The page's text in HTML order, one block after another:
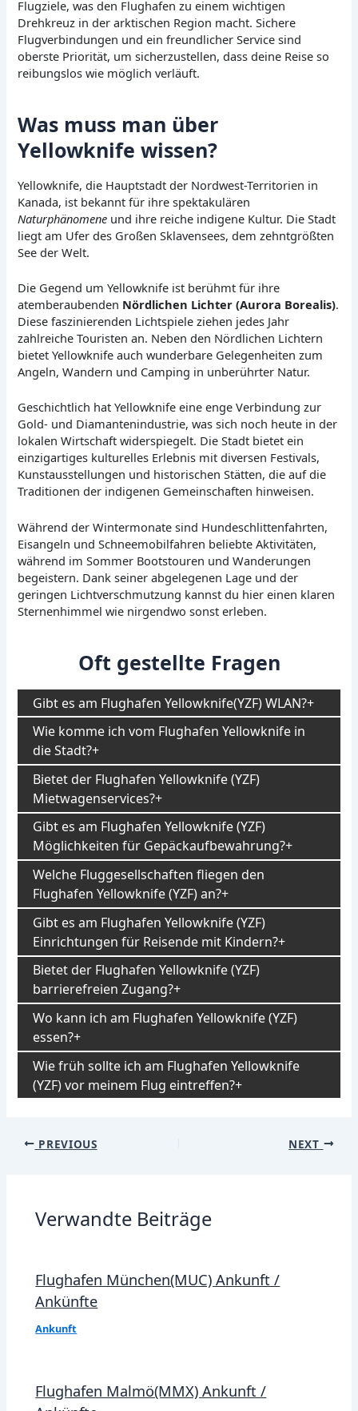
Flugziele, was den Flughafen zu einem wichtigen
Drehkreuz in der arktischen Region macht. Sichere
Flugverbindungen und ein freundlicher Service sind
oberste Priorität, um sicherzustellen, dass deine Reise so
reibungslos wie möglich verläuft.
Was muss man über
Yellowknife wissen?
Yellowknife, die Hauptstadt der Nordwest-Territorien in
Kanada, ist bekannt für ihre spektakulären
Naturphänomene und ihre reiche indigene Kultur. Die Stadt
liegt am Ufer des Großen Sklavensees, dem zehntgrößten
See der Welt.
Die Gegend um Yellowknife ist berühmt für ihre
atemberaubenden Nördlichen Lichter (Aurora Borealis).
Diese faszinierenden Lichtspiele ziehen jedes Jahr
zahlreiche Touristen an. Neben den Nördlichen Lichtern
bietet Yellowknife auch wunderbare Gelegenheiten zum
Angeln, Wandern und Camping in unberührter Natur.
Geschichtlich hat Yellowknife eine enge Verbindung zur
Gold- und Diamantenindustrie, was sich noch heute in der
lokalen Wirtschaft widerspiegelt. Die Stadt bietet ein
einzigartiges kulturelles Erlebnis mit diversen Festivals,
Kunstausstellungen und historischen Stätten, die auf die
Traditionen der indigenen Gemeinschaften hinweisen.
Während der Wintermonate sind Hundeschlittenfahrten,
Eisangeln und Schneemobilfahren beliebte Aktivitäten,
während im Sommer Bootstouren und Wanderungen
begeistern. Dank seiner abgelegenen Lage und der
geringen Lichtverschmutzung kannst du hier einen klaren
Sternenhimmel wie nirgendwo sonst erleben.
Oft gestellte Fragen
Gibt es am Flughafen Yellowknife(YZF) WLAN?
Wie komme ich vom Flughafen Yellowknife in
die Stadt?
Bietet der Flughafen Yellowknife (YZF)
Mietwagenservices?
Gibt es am Flughafen Yellowknife (YZF)
Möglichkeiten für Gepäckaufbewahrung?
Welche Fluggesellschaften fliegen den
Flughafen Yellowknife (YZF) an?
Gibt es am Flughafen Yellowknife (YZF)
Einrichtungen für Reisende mit Kindern?
Bietet der Flughafen Yellowknife (YZF)
barrierefreien Zugang?
Wo kann ich am Flughafen Yellowknife (YZF)
essen?
Wie früh sollte ich am Flughafen Yellowknife
(YZF) vor meinem Flug eintreffen?
Post
PREVIOUS NEXT
Verwandte Beiträge
Flughafen München(MUC) Ankunft /
Ankünfte
Ankunft
Flughafen Malmö(MMX) Ankunft /